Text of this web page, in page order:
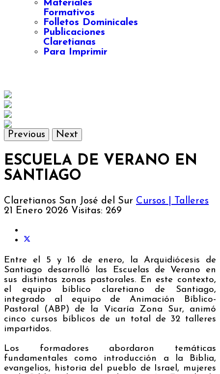
Materiales
Formativos
Folletos Dominicales
Publicaciones
Claretianas
Para Imprimir
Previous Next
ESCUELA DE VERANO EN
SANTIAGO
Claretianos San José del Sur Cursos | Talleres
21 Enero 2026 Visitas: 269
Entre el 5 y 16 de enero, la Arquidiócesis de
Santiago desarrolló las Escuelas de Verano en
sus distintas zonas pastorales. En este contexto,
el equipo bíblico claretiano de Santiago,
integrado al equipo de Animación Bíblico-
Pastoral (ABP) de la Vicaría Zona Sur, animó
cinco cursos bíblicos de un total de 32 talleres
impartidos.
Los formadores abordaron temáticas
fundamentales como introducción a la Biblia,
evangelios, historia del pueblo de Israel, mujeres